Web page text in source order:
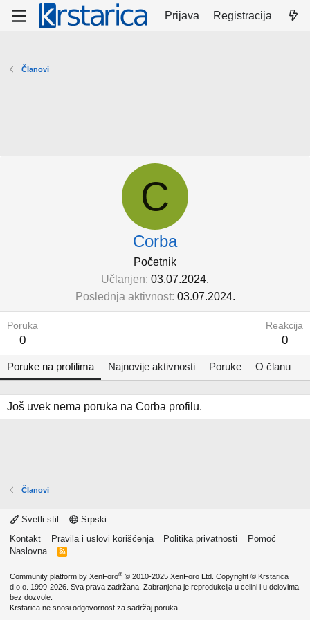
Prijava Registracija
Članovi
C
Corba
Početnik
Učlanjen 03.07.2024.
Poslednja aktivnost 03.07.2024.
Poruka
0
Reakcija
0
Poruke na profilima Najnovije aktivnosti Poruke O članu
Još uvek nema poruka na Corba profilu.
Članovi
Svetli stil
Srpski
Kontakt
Pravila i uslovi korišćenja Politika privatnosti
Pomoć
Naslovna
R
Community platform by XenForo® © 2010-2025 XenForo Ltd. Copyright © Krstarica
d.o.o. 1999-2026. Sva prava zadržana. Zabranjena je reprodukcija u celini i u delovima
bez dozvole.
Krstarica ne snosi odgovornost za sadržaj poruka.